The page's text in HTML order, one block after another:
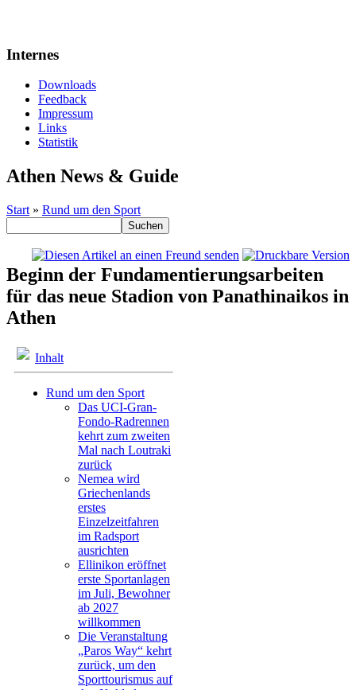
Internes
Downloads
Feedback
Impressum
Links
Statistik
Athen News & Guide
Start » Rund um den Sport
Beginn der Fundamentierungsarbeiten
für das neue Stadion von Panathinaikos in
Athen
Inhalt
Rund um den Sport
Das UCI-Gran-
Fondo-Radrennen
kehrt zum zweiten
Mal nach Loutraki
zurück
Nemea wird
Griechenlands
erstes
Einzelzeitfahren
im Radsport
ausrichten
Ellinikon eröffnet
erste Sportanlagen
im Juli, Bewohner
ab 2027
willkommen
Die Veranstaltung
„Paros Way“ kehrt
zurück, um den
Sporttourismus auf